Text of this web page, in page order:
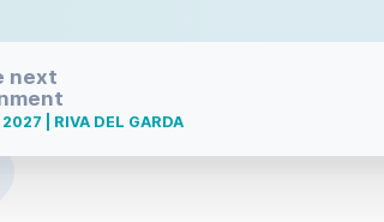
next
| RIVA DEL GARDA